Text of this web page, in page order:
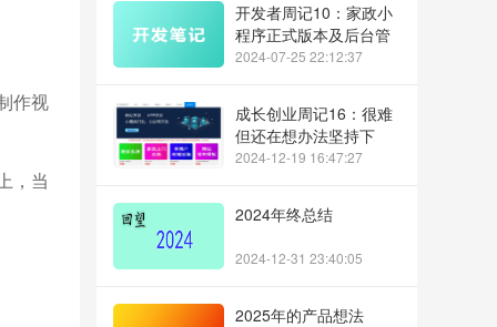
作视
，当
开发者周记10：家政小
程序正式版本及后台管
理系统正式上线
2024-07-25 22:12:37
成长创业周记16：很难
但还在想办法坚持下
去，人生就像过了河的
2024-12-19 16:47:27
2024年终总结
2024-12-31 23:40:05
2025年的产品想法